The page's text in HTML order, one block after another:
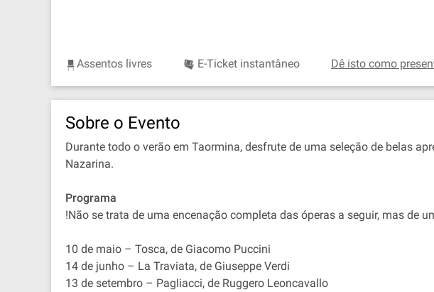
Assentos livres E-Ticket instantâneo Dê isto como
Sobre o Evento
Durante todo o verão em Taormina, desfrute de uma seleção de belas
Nazarina.
Programa
!Não se trata de uma encenação completa das óperas a seguir, mas de
10 de maio – Tosca, de Giacomo Puccini
14 de junho – La Traviata, de Giuseppe Verdi
13 de setembro – Pagliacci, de Ruggero Leoncavallo